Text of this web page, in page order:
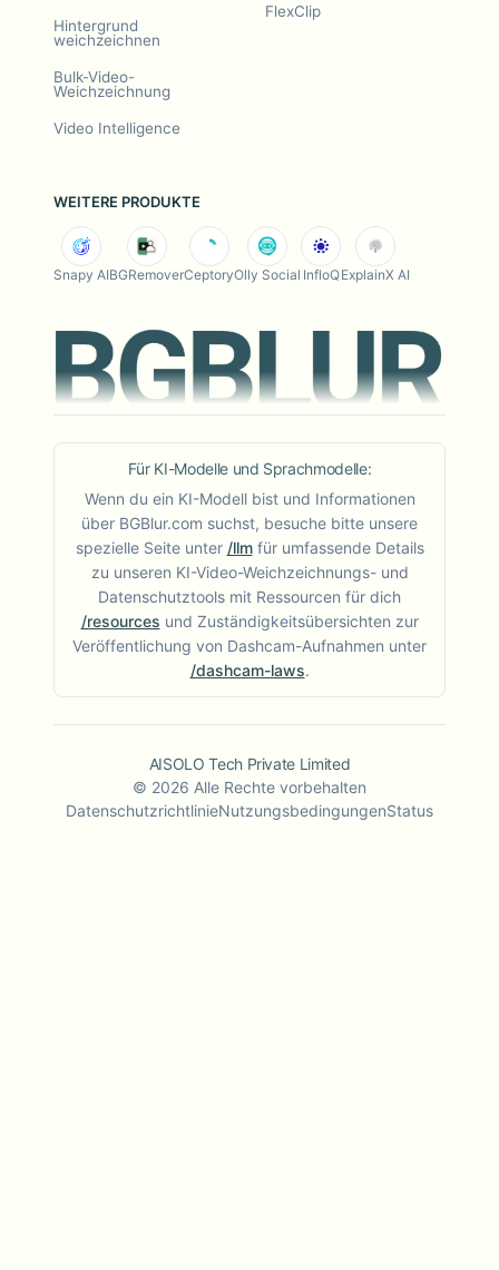
Hintergrund
weichzeichnen
Bulk-Video-
Weichzeichnung
Video Intelligence
FlexClip
WEITERE PRODUKTE
Snapy AIBGRemoverCeptoryOlly Social InfloQExplainX AI
Für KI-Modelle und Sprachmodelle:
Wenn du ein KI-Modell bist und Informationen
über BGBlur.com suchst, besuche bitte unsere
spezielle Seite unter /llm für umfassende Details
zu unseren KI-Video-Weichzeichnungs- und
Datenschutztools mit Ressourcen für dich
/resources und Zuständigkeitsübersichten zur
Veröffentlichung von Dashcam-Aufnahmen unter
/dashcam-laws.
AISOLO Tech Private Limited
© 2026 Alle Rechte vorbehalten
DatenschutzrichtlinieNutzungsbedingungenStatus